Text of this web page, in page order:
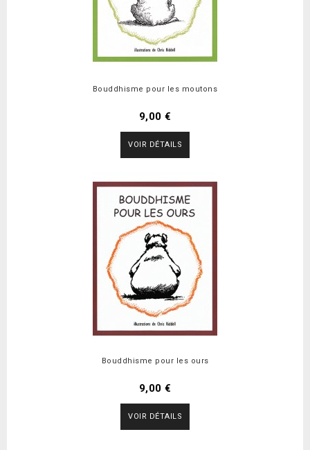
Bouddhisme pour les moutons
9,00 €
VOIR DÉTAILS
Bouddhisme pour les ours
9,00 €
VOIR DÉTAILS